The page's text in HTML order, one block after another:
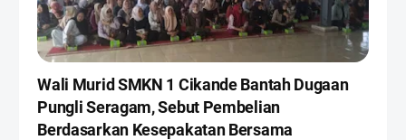
Wali Murid SMKN 1 Cikande Bantah Dugaan
Pungli Seragam, Sebut Pembelian
Berdasarkan Kesepakatan Bersama